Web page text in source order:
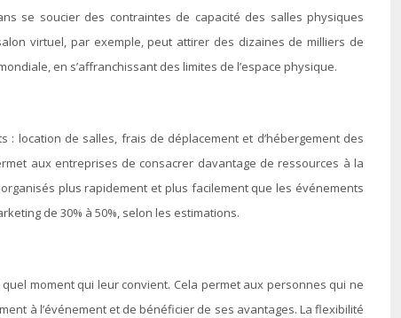
se soucier des contraintes de capacité des salles physiques
virtuel, par exemple, peut attirer des dizaines de milliers de
en s’affranchissant des limites de l’espace physique.
location de salles, frais de déplacement et d’hébergement des
aux entreprises de consacrer davantage de ressources à la
plus rapidement et plus facilement que les événements
de 30% à 50%, selon les estimations.
moment qui leur convient. Cela permet aux personnes qui ne
à l’événement et de bénéficier de ses avantages. La flexibilité